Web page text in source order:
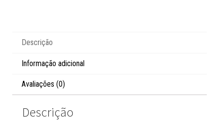
Descrição
Informação adicional
Avaliações (0)
Descrição